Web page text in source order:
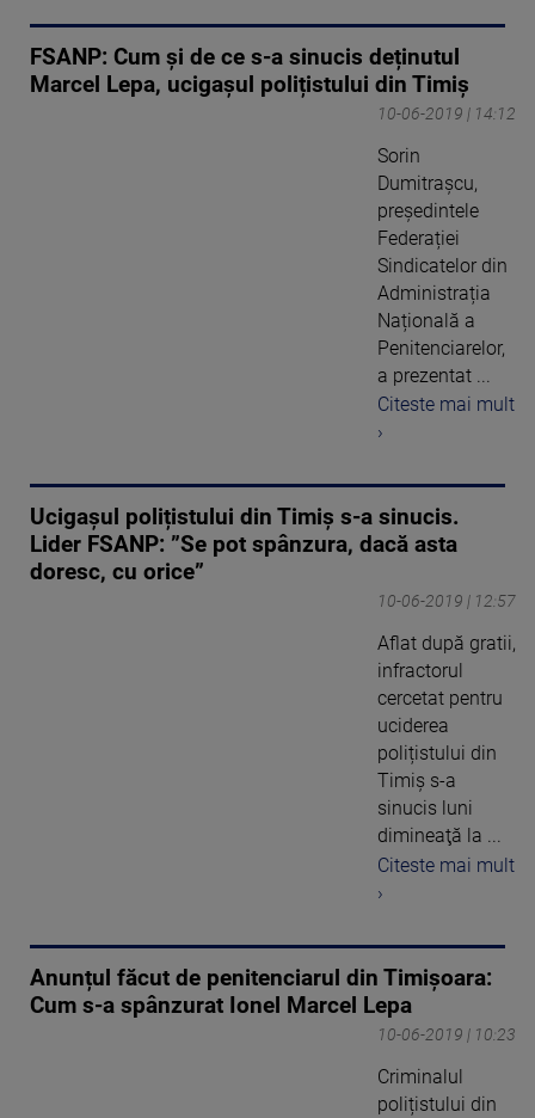
FSANP: Cum și de ce s-a sinucis deținutul
Marcel Lepa, ucigașul polițistului din Timiș
10-06-2019 | 14:12
Sorin
Dumitrașcu,
președintele
Federației
Sindicatelor din
Administrația
Națională a
Penitenciarelor,
a prezentat ...
Citeste mai mult
›
Ucigașul polițistului din Timiș s-a sinucis.
Lider FSANP: ”Se pot spânzura, dacă asta
doresc, cu orice”
10-06-2019 | 12:57
Aflat după gratii,
infractorul
cercetat pentru
uciderea
polițistului din
Timiș s-a
sinucis luni
dimineaţă la ...
Citeste mai mult
›
Anunțul făcut de penitenciarul din Timișoara:
Cum s-a spânzurat Ionel Marcel Lepa
10-06-2019 | 10:23
Criminalul
polițistului din